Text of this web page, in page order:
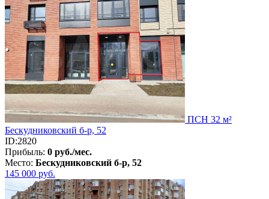
ПСН 32 м²
Бескудниковский б-р, 52
ID:2820
Прибыль: 0 руб./мес.
Место: Бескудниковский б-р, 52
145 000 руб.